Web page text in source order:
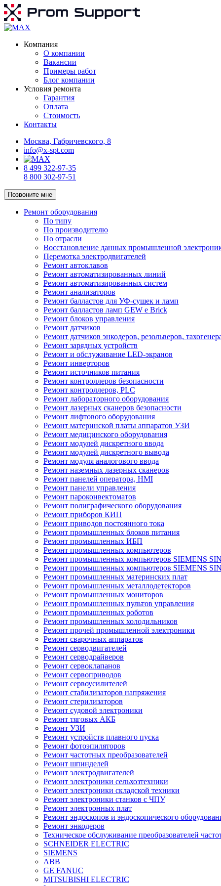
Компания
О компании
Вакансии
Примеры работ
Блог компании
Условия ремонта
Гарантия
Оплата
Стоимость
Контакты
Москва, Габричевского, 8
info@x-spt.com
8 499 322-97-35
8 800 302-97-51
Позвоните мне
Ремонт оборудования
По типу
По производителю
По отрасли
Восстановление данных промышленной
Перемотка электродвигателей
Ремонт автоклавов
Ремонт автоматизированных линий
Ремонт автоматизированных систем
Ремонт анализаторов
Ремонт балластов для УФ-сушек и ламп
Ремонт балластов ламп GEW e Brick
Ремонт блоков управления
Ремонт датчиков
Ремонт датчиков энкодеров, резольверов,
Ремонт зарядных устройств
Ремонт и обслуживание LED-экранов
Ремонт инверторов
Ремонт источников питания
Ремонт контроллеров безопасности
Ремонт контроллеров, PLC
Ремонт лабораторного оборудования
Ремонт лазерных сканеров безопасности
Ремонт лифтового оборудования
Ремонт материнской платы аппаратов УЗИ
Ремонт медицинского оборудования
Ремонт модулей дискретного ввода
Ремонт модулей дискретного вывода
Ремонт модуля аналогового ввода
Ремонт наземных лазерных сканеров
Ремонт панелей оператора, HMI
Ремонт панели управления
Ремонт пароконвектоматов
Ремонт полиграфического оборудования
Ремонт приборов КИП
Ремонт приводов постоянного тока
Ремонт промышленных блоков питания
Ремонт промышленных ИБП
Ремонт промышленных компьютеров
Ремонт промышленных компьютеров SIEMENS
Ремонт промышленных компьютеров SIEMENS
Ремонт промышленных материнских плат
Ремонт промышленных металлодетекторов
Ремонт промышленных мониторов
Ремонт промышленных пультов управления
Ремонт промышленных роботов
Ремонт промышленных холодильников
Ремонт прочей промышленной электроники
Ремонт сварочных аппаратов
Ремонт серводвигателей
Ремонт серводрайверов
Ремонт сервоклапанов
Ремонт сервоприводов
Ремонт сервоусилителей
Ремонт стабилизаторов напряжения
Ремонт стерилизаторов
Ремонт судовой электроники
Ремонт тяговых АКБ
Ремонт УЗИ
Ремонт устройств плавного пуска
Ремонт фотоэпиляторов
Ремонт частотных преобразователей
Ремонт шпинделей
Ремонт электродвигателей
Ремонт электроники сельхозтехники
Ремонт электроники складской техники
Ремонт электроники станков с ЧПУ
Ремонт электронных плат
Ремонт эндоскопов и эндоскопического
Ремонт энкодеров
Техническое обслуживание преобразователей
SCHNEIDER ELECTRIC
SIEMENS
ABB
GE FANUC
MITSUBISHI ELECTRIC